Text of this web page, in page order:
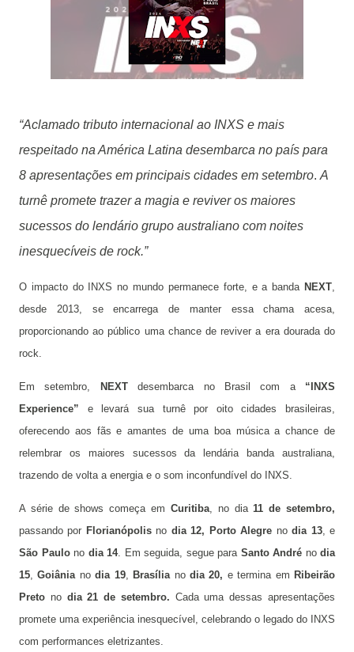
“Aclamado tributo internacional ao INXS e mais
respeitado na América Latina desembarca no país para
8 apresentações em principais cidades em setembro. A
turnê promete trazer a magia e reviver os maiores
sucessos do lendário grupo australiano com noites
inesquecíveis de rock.”
O impacto do INXS no mundo permanece forte, e a banda NEXT,
desde 2013, se encarrega de manter essa chama acesa,
proporcionando ao público uma chance de reviver a era dourada do
rock.
Em setembro, NEXTdesembarca no Brasil com a“INXS
Experience” e levará sua turnê por oito cidades brasileiras,
oferecendo aos fãs e amantes de uma boa música a chance de
relembrar os maiores sucessos da lendária banda australiana,
trazendo de volta a energia e o som inconfundível do INXS.
A série de shows começa em Curitiba, no dia11 de setembro,
passando por Florianópolis no dia 12, Porto Alegre nodia 13, e
São Paulono dia 14. Em seguida, segue paraSanto André no dia
15,Goiânia nodia 19, Brasília no dia 20, e termina em Ribeirão
Preto no dia 21 de setembro. Cada uma dessas apresentações
promete uma experiência inesquecível, celebrando o legado do INXS
com performances eletrizantes.